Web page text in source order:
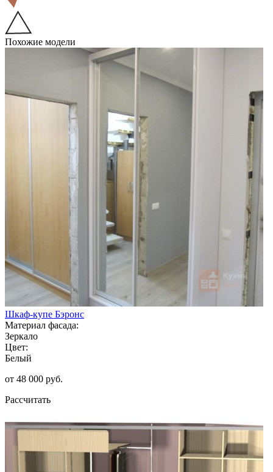
Похожие модели
Шкаф-купе Бэронс
Материал фасада:
Зеркало
Цвет:
Белый
от 48 000 руб.
Рассчитать